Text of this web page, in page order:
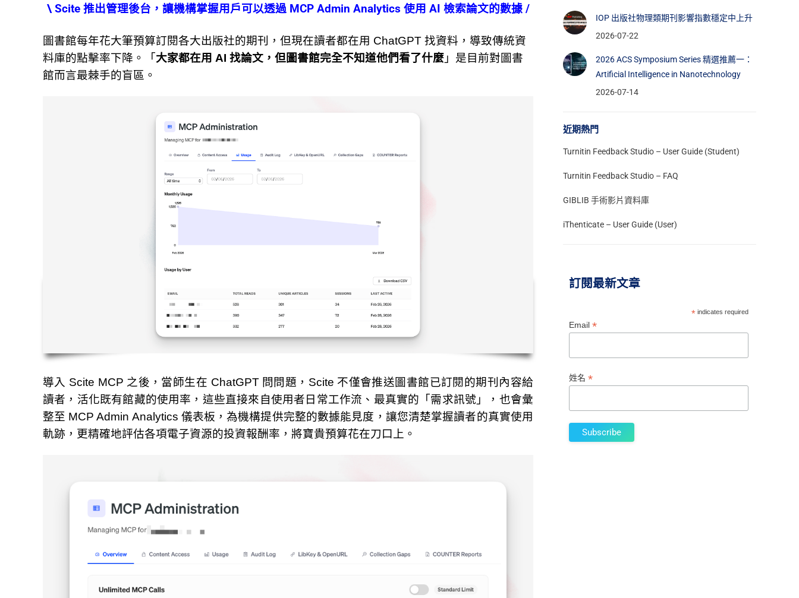
\ Scite 推出管理後台，讓機構掌握用戶可以透過 MCP Admin Analytics 使用 AI 檢索論文的數據 /
圖書館每年花大筆預算訂閱各大出版社的期刊，但現在讀者都在用 ChatGPT 找資料，導致傳統資
料庫的點擊率下降。「大家都在用 AI 找論文，但圖書館完全不知道他們看了什麼 」是目前對圖書
館而言最棘手的盲區。
導入 Scite MCP 之後，當師生在 ChatGPT 問問題，Scite 不僅會推送圖書館已訂閱的期刊內容給
讀者，活化既有館藏的使用率，這些直接來自使用者日常工作流、最真實的「需求訊號」，也會彙
整至 MCP Admin Analytics 儀表板，為機構提供完整的數據能見度，讓您清楚掌握讀者的真實使用
軌跡，更精確地評估各項電子資源的投資報酬率，將寶貴預算花在刀口上。
IOP 出版社物理類期刊影響指數穩定中上升
2026-07-22
2026 ACS Symposium Series 精選推薦一：
Artificial Intelligence in Nanotechnology
2026-07-14
近期熱門
Turnitin Feedback Studio – User Guide (Student)
Turnitin Feedback Studio – FAQ
GIBLIB 手術影片資料庫
iThenticate – User Guide (User)
訂閱最新文章
* indicates required
Email *
姓名 *